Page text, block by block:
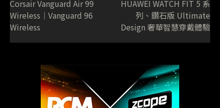
Corsair Vanguard Air 99
Wireless│Vanguard 96
Wireless
HUAWEI WATCH FIT 5 系
列、鑽石版 Ultimate
Design 奢華智慧穿戴體驗